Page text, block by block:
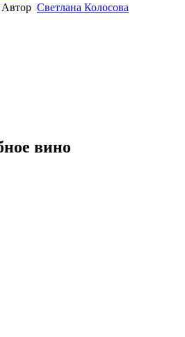
Автор Светлана Колосова
вино